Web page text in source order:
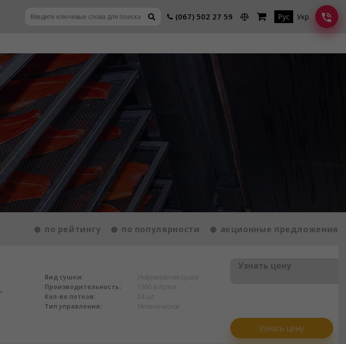
(067) 502 27 59 Рус Укр
по рейтингу по популярности акционные предложения
Вид сушки:
Инфракрасная сушка
Производительность:
1500 кг/сутки
Кол-во лотков:
24 шт
Тип управления:
Механическое
Узнать цену
Узнать цену